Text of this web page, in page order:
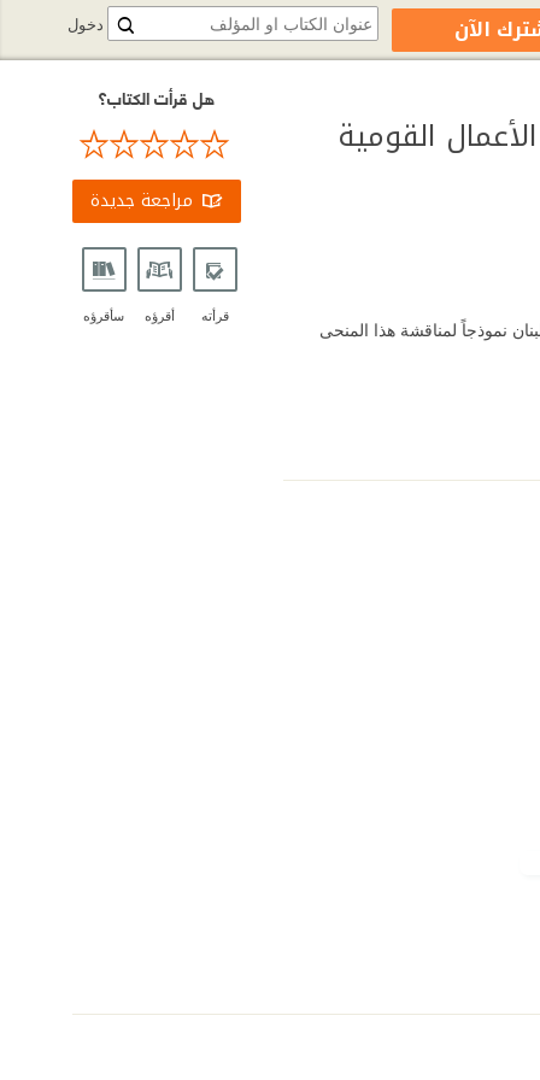
القومية
نموذجاً لمناقشة هذا المنحى
هل قرأت الكتاب؟
مراجعة جديدة
قرأته أقرؤه سأقرؤه
دخول الآن